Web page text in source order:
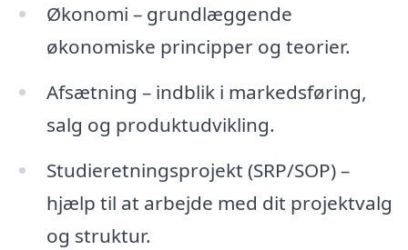
Økonomi – grundlæggende
økonomiske principper og teorier.
Afsætning – indblik i markedsføring,
salg og produktudvikling.
Studieretningsprojekt (SRP/SOP) –
hjælp til at arbejde med dit projektvalg
og struktur.